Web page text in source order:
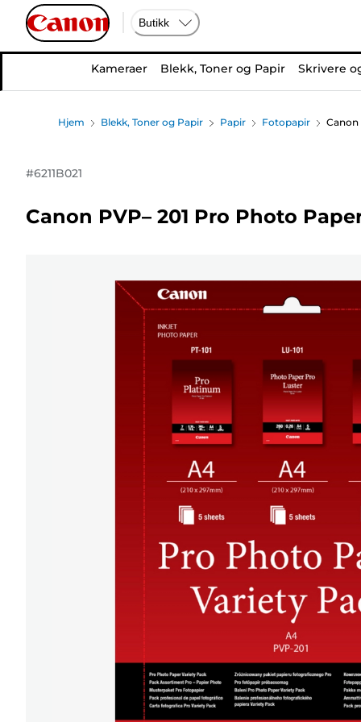
Butikk
Kameraer Blekk, Toner og Papir Skrivere
Hjem Blekk, Toner og Papir Papir Fotopapir Canon
#6211B021
Canon PVP– 201 Pro Photo